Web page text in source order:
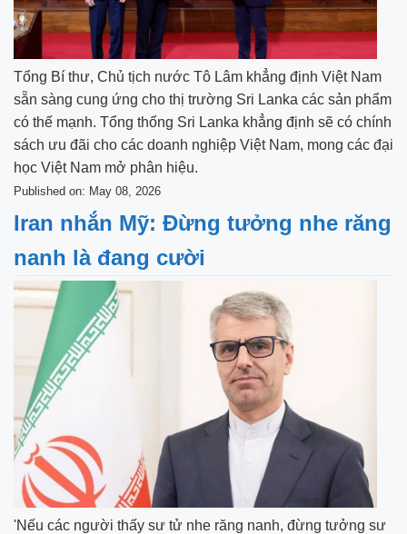
Tổng Bí thư, Chủ tịch nước Tô Lâm khẳng định Việt Nam
sẵn sàng cung ứng cho thị trường Sri Lanka các sản phẩm
có thế mạnh. Tổng thống Sri Lanka khẳng định sẽ có chính
sách ưu đãi cho các doanh nghiệp Việt Nam, mong các đại
học Việt Nam mở phân hiệu.
Published on: May 08, 2026
Iran nhắn Mỹ: Đừng tưởng nhe răng
nanh là đang cười
'Nếu các người thấy sư tử nhe răng nanh, đừng tưởng sư